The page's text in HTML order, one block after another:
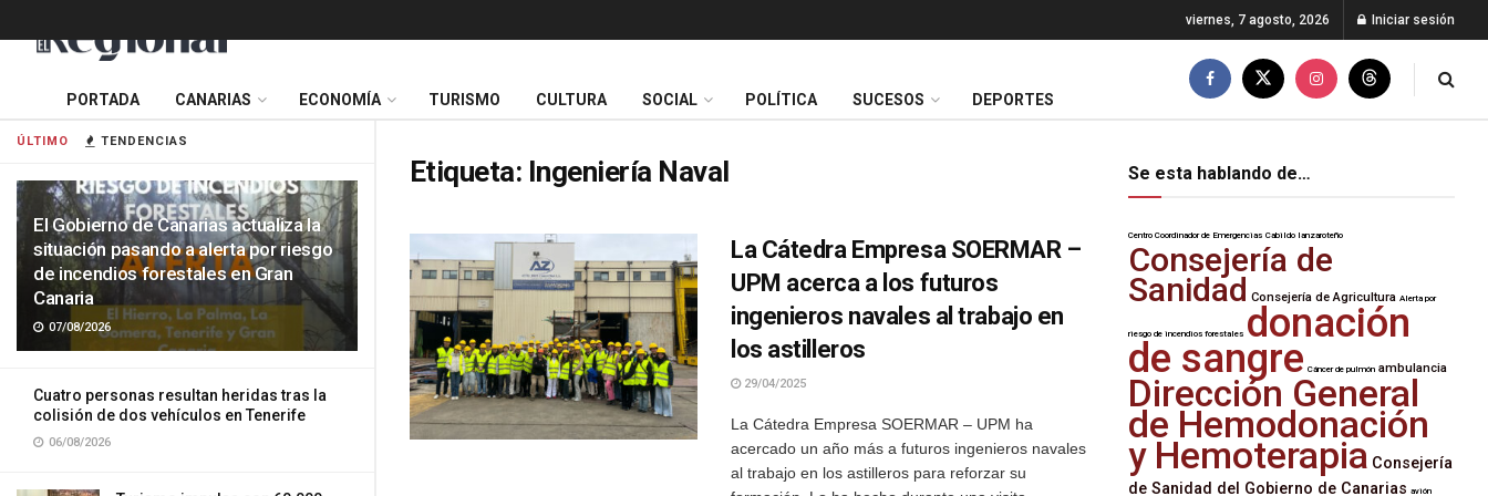
ÚLTIMO TENDENCIAS
El Gobierno de Canarias actualiza la
situación pasando a alerta por riesgo
de incendios forestales en Gran
Canaria
07/08/2026
Cuatro personas resultan heridas tras la
colisión de dos vehículos en Tenerife
06/08/2026
viernes, 7 agosto, 2026 Iniciar sesión
PORTADA CANARIAS ECONOMÍA TURISMO CULTURA SOCIAL POLÍTICA SUCESOS DEPORTES
Etiqueta: Ingeniería Naval
La Cátedra Empresa SOERMAR –
UPM acerca a los futuros
ingenieros navales al trabajo en
los astilleros
29/04/2025
La Cátedra Empresa SOERMAR – UPM ha
acercado un año más a futuros ingenieros navales
al trabajo en los astilleros para reforzar su
Se esta hablando de…
Centro Coordinador de Emergencias Cabildo lanzaroteño
Consejería de
Sanidad Consejería de Agricultura Alerta por
riesgo de incendios forestales donación
de sangre Cáncer de pulmón ambulancia
Dirección General
de Hemodonación
y Hemoterapia Consejería
de Sanidad del Gobierno de Canarias avión